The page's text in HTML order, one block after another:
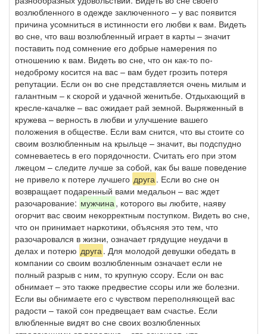
возлюбленного в одежде заключенного – у вас появится
причина усомниться в истинности его любви к вам. Видеть
во сне, что ваш возлюбленный играет в карты – значит
поставить под сомнение его добрые намерения по
отношению к вам. Видеть во сне, что он как-то по-
недоброму косится на вас – вам будет грозить потеря
репутации. Если он во сне представляется очень милым и
галантным – к скорой и удачной женитьбе. Отдыхающий в
кресле-качалке – вас ожидает рай земной. Выряженный в
кружева – верность в любви и улучшение вашего
положения в обществе. Если вам снится, что вы стоите со
своим возлюбленным на крыльце – значит, вы подспудно
сомневаетесь в его порядочности. Считать его при этом
лжецом – следите лучше за собой, как бы ваше поведение
не привело к потере лучшего друга. Если во сне он
возвращает подаренный вами медальон – вас ждет
разочарование: мужчина, которого вы любите, наяву
огорчит вас своим некорректным поступком. Видеть во сне,
что он принимает наркотики, объясняя это тем, что
разочаровался в жизни, означает грядущие неудачи в
делах и потерю друга. Для молодой девушки обедать в
компании со своим возлюбленным означает если не
полный разрыв с ним, то крупную ссору. Если он вас
обнимает – это также предвестие ссоры или же болезни.
Если вы обнимаете его с чувством переполняющей вас
радости – такой сон предвещает вам счастье. Если
влюбленные видят во сне своих возлюбленных